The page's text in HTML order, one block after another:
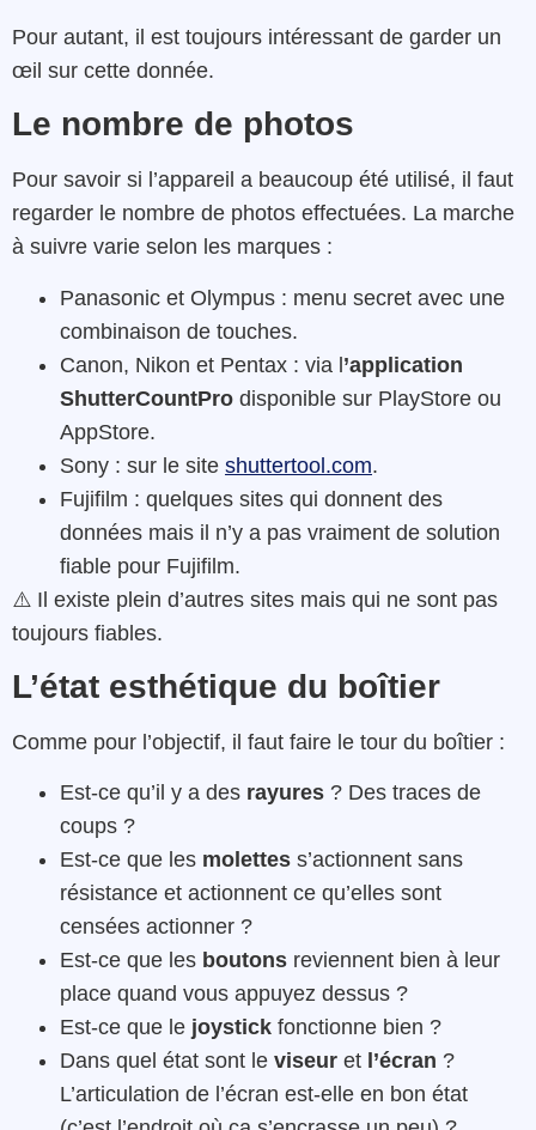
Pour autant, il est toujours intéressant de garder un
œil sur cette donnée.
Le nombre de photos
Pour savoir si l’appareil a beaucoup été utilisé, il faut
regarder le nombre de photos effectuées. La marche
à suivre varie selon les marques :
Panasonic et Olympus : menu secret avec une
combinaison de touches.
Canon, Nikon et Pentax : via l’application
ShutterCountPro disponible sur PlayStore ou
AppStore.
Sony : sur le site shuttertool.com.
Fujifilm : quelques sites qui donnent des
données mais il n’y a pas vraiment de solution
fiable pour Fujifilm.
⚠️ Il existe plein d’autres sites mais qui ne sont pas
toujours fiables.
L’état esthétique du boîtier
Comme pour l’objectif, il faut faire le tour du boîtier :
Est-ce qu’il y a des rayures ? Des traces de
coups ?
Est-ce que les molettes s’actionnent sans
résistance et actionnent ce qu’elles sont
censées actionner ?
Est-ce que les boutons reviennent bien à leur
place quand vous appuyez dessus ?
Est-ce que le joystick fonctionne bien ?
Dans quel état sont le viseur et l’écran ?
L’articulation de l’écran est-elle en bon état